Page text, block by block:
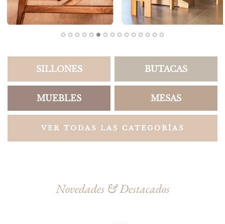
SILLONES BUTACAS
MUEBLES MESAS
VER TODAS LAS CATEGORÍAS
Novedades & Destacados